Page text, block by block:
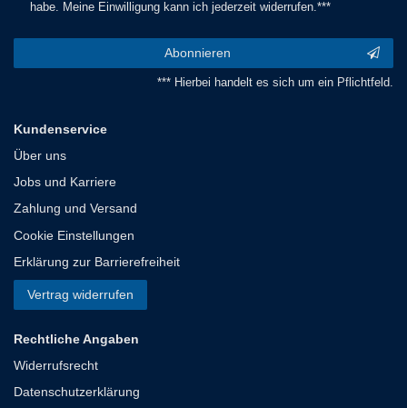
habe. Meine Einwilligung kann ich jederzeit widerrufen.***
Abonnieren
*** Hierbei handelt es sich um ein Pflichtfeld.
Kundenservice
Über uns
Jobs und Karriere
Zahlung und Versand
Cookie Einstellungen
Erklärung zur Barrierefreiheit
Vertrag widerrufen
Rechtliche Angaben
Widerrufsrecht
Datenschutzerklärung